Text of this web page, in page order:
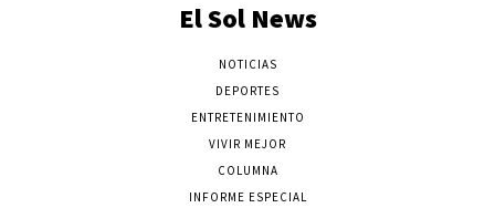
El Sol News
NOTICIAS
DEPORTES
ENTRETENIMIENTO
VIVIR MEJOR
COLUMNA
INFORME ESPECIAL